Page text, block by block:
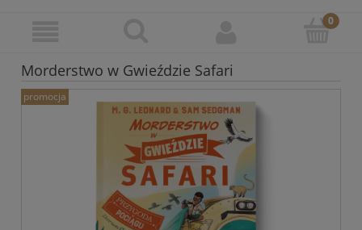
Morderstwo w Gwieździe Safari
promocja